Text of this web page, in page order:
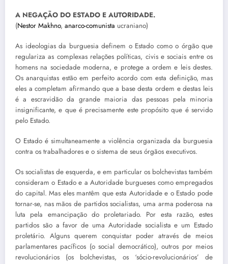
A NEGAÇÃO DO ESTADO E AUTORIDADE.
(Nestor Makhno, anarco-comunista ucraniano)
As ideologias da burguesia definem o Estado como o órgão que
regulariza as complexas relações políticas, civis e sociais entre os
homens na sociedade moderna, e protege a ordem e leis destes.
Os anarquistas estão em perfeito acordo com esta definição, mas
eles a completam afirmando que a base desta ordem e destas leis
é a escravidão da grande maioria das pessoas pela minoria
insignificante, e que é precisamente este propósito que é servido
pelo Estado.
O Estado é simultaneamente a violência organizada da burguesia
contra os trabalhadores e o sistema de seus órgãos executivos.
Os socialistas de esquerda, e em particular os bolchevistas também
consideram o Estado e a Autoridade burgueses como empregados
do capital. Mas eles mantêm que esta Autoridade e o Estado pode
tornar-se, nas mãos de partidos socialistas, uma arma poderosa na
luta pela emancipação do proletariado. Por esta razão, estes
partidos são a favor de uma Autoridade socialista e um Estado
proletário. Alguns querem conquistar poder através de meios
parlamentares pacíficos (o social democrático), outros por meios
revolucionários (os bolchevistas, os ‘sócio-revolucionários’ de